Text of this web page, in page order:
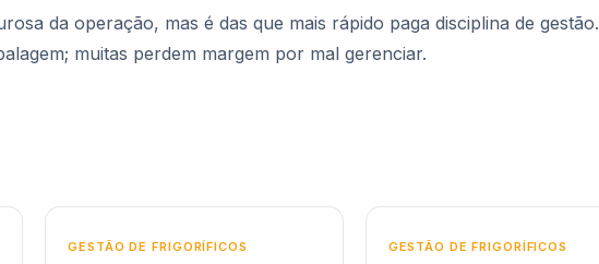
da operação, mas é das que mais rápido paga disciplina de gestão.
muitas perdem margem por mal gerenciar.
GESTÃO DE FRIGORÍFICOS GESTÃO DE FRIGORÍFICOS